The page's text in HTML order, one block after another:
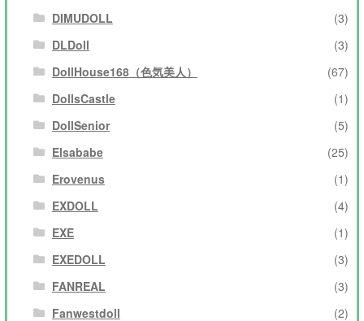
DIMUDOLL
(3)
DLDoll
(3)
DollHouse168（色気美人）
(67)
DollsCastle
(1)
DollSenior
(5)
Elsababe
(25)
Erovenus
(1)
EXDOLL
(4)
EXE
(1)
EXEDOLL
(3)
FANREAL
(3)
Fanwestdoll
(2)